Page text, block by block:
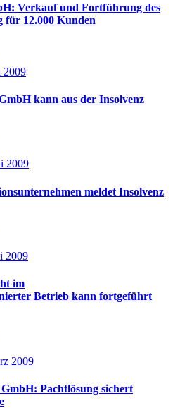
Verkauf und Fortführung des
für 12.000 Kunden
2009
kann aus der Insolvenz
2009
meldet Insolvenz
2009
im
Betrieb kann fortgeführt
2009
Pachtlösung sichert